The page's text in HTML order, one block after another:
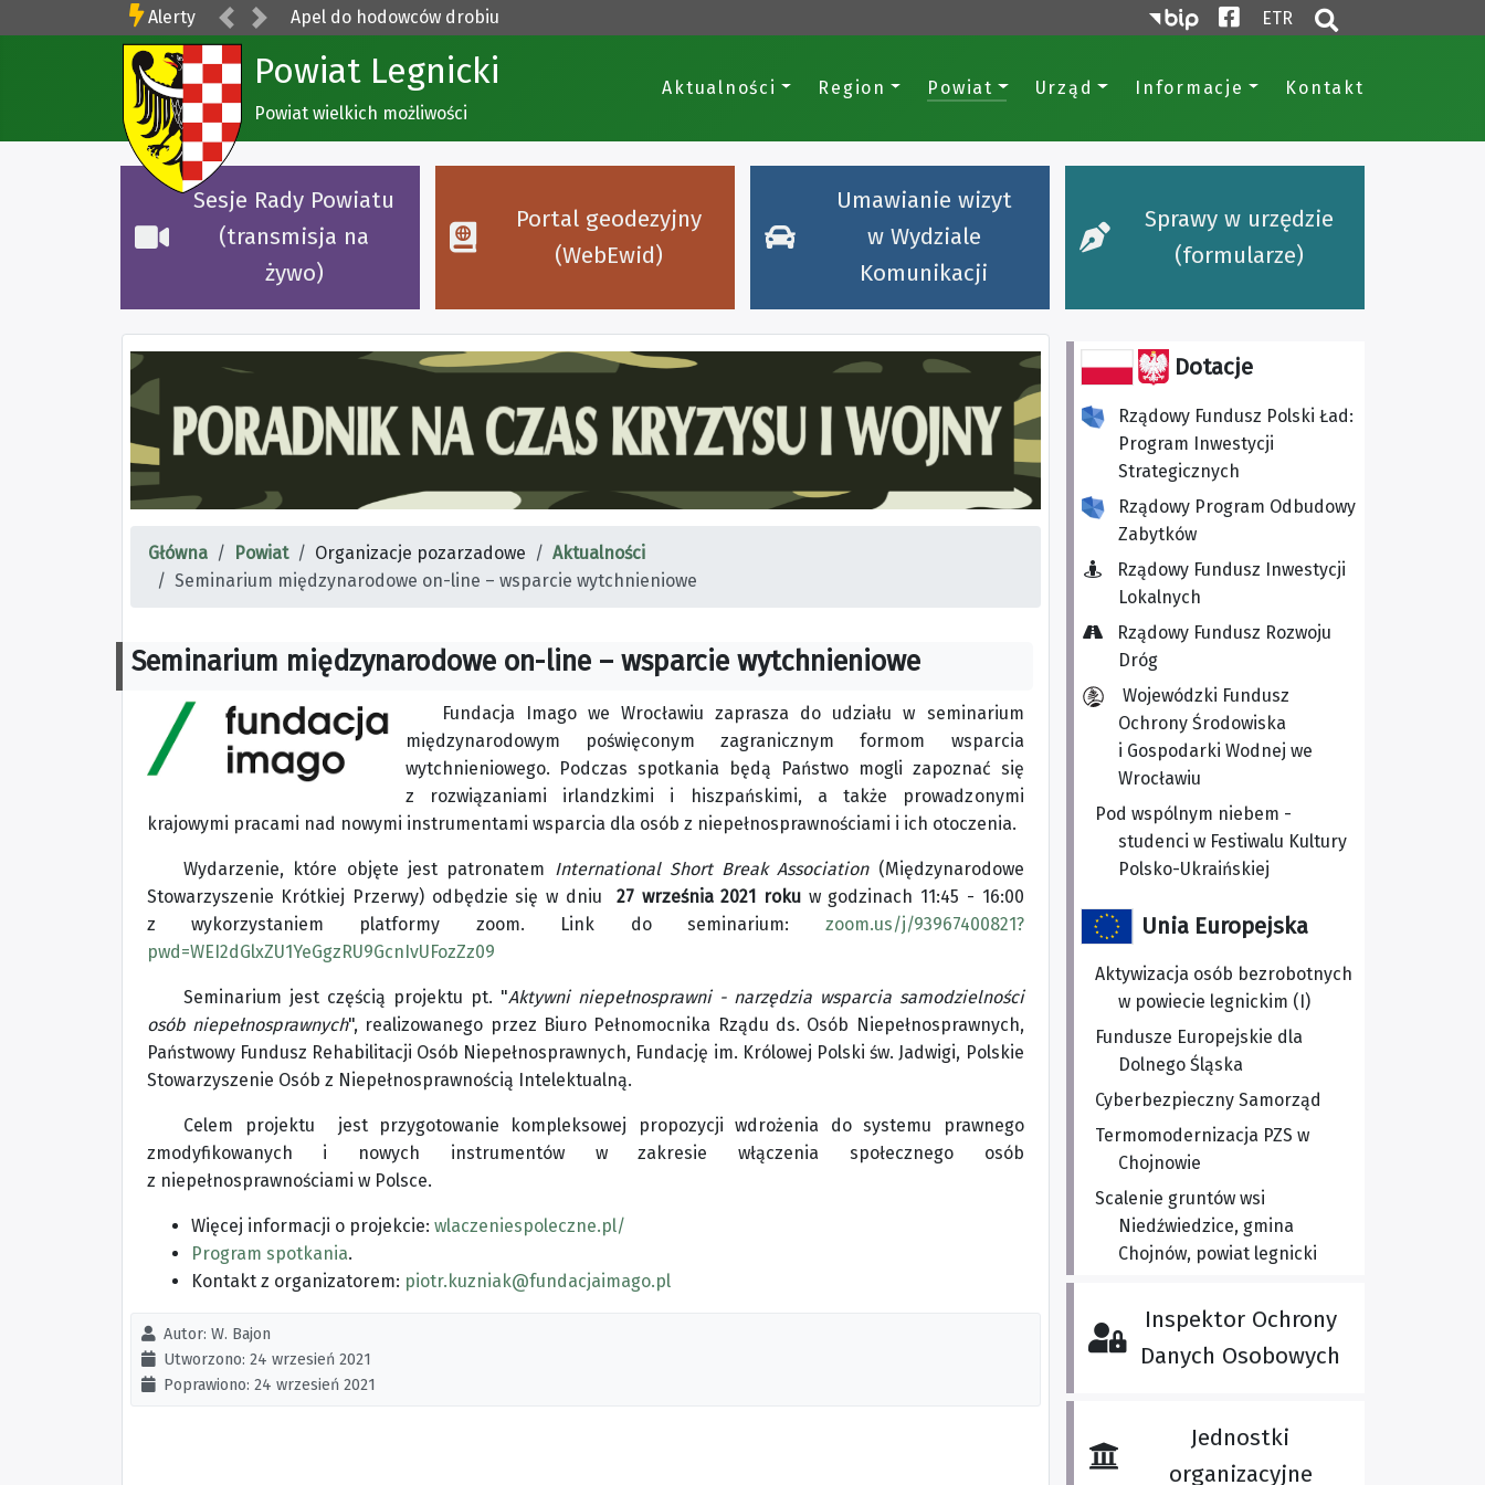
Alerty Poprzednia
Następna
Apel do hodowców drobiu Biuletyn Informacji Publicznej
Facebook
ETR - tekst łatwy do
Powiat Legnicki
Powiat wielkich możliwości
Aktualności Region Powiat Urząd Informacje Kontakt
Sesje Rady Powiatu
(transmisja na
żywo)
Portal geodezyjny
(WebEwid)
Umawianie wizyt
w Wydziale
Komunikacji
Sprawy w urzędzie
(formularze)
Główna Powiat Organizacje pozarzadowe
Aktualności
Seminarium międzynarodowe on-line – wsparcie wytchnieniowe
Seminarium międzynarodowe on-line – wsparcie wytchnieniowe
Fundacja Imago we Wrocławiu zaprasza do udziału w seminarium
międzynarodowym poświęconym zagranicznym formom wsparcia
wytchnieniowego. Podczas spotkania będą Państwo mogli zapoznać się
z rozwiązaniami irlandzkimi i hiszpańskimi, a także prowadzonymi
krajowymi pracami nad nowymi instrumentami wsparcia dla osób z niepełnosprawnościami i ich otoczenia.
Wydarzenie, które objęte jest patronatem International Short Break Association(Międzynarodowe
Stowarzyszenie Krótkiej Przerwy) odbędzie się w dniu 27 września 2021 roku w godzinach 11:45 - 16:00
z wykorzystaniem platformy zoom. Link do seminarium: zoom.us/j/93967400821?
pwd=WEI2dGlxZU1YeGgzRU9GcnIvUFozZz09
Seminarium jest częścią projektu pt. "Aktywni niepełnosprawni - narzędzia wsparcia samodzielności
osób niepełnosprawnych", realizowanego przez Biuro Pełnomocnika Rządu ds. Osób Niepełnosprawnych,
Państwowy Fundusz Rehabilitacji Osób Niepełnosprawnych, Fundację im. Królowej Polski św. Jadwigi, Polskie
Stowarzyszenie Osób z Niepełnosprawnością Intelektualną.
Celem projektu jest przygotowanie kompleksowej propozycji wdrożenia do systemu prawnego
zmodyfikowanych i nowych instrumentów w zakresie włączenia społecznego osób
z niepełnosprawnościami w Polsce.
Więcej informacji o projekcie: wlaczeniespoleczne.pl/
Program spotkania.
Kontakt z organizatorem: piotr.kuzniak@fundacjaimago.pl
Autor: W. Bajon
Utworzono: 24 wrzesień 2021
Poprawiono: 24 wrzesień 2021
Dotacje
Rządowy Fundusz Polski Ład:
Program Inwestycji
Strategicznych
Rządowy Program Odbudowy
Zabytków
Rządowy Fundusz Inwestycji
Lokalnych
Rządowy Fundusz Rozwoju
Dróg
Wojewódzki Fundusz
Ochrony Środowiska
i Gospodarki Wodnej we
Wrocławiu
Pod wspólnym niebem -
studenci w Festiwalu Kultury
Polsko-Ukraińskiej
Unia Europejska
Aktywizacja osób bezrobotnych
w powiecie legnickim (I)
Fundusze Europejskie dla
Dolnego Śląska
Cyberbezpieczny Samorząd
Termomodernizacja PZS w
Chojnowie
Scalenie gruntów wsi
Niedźwiedzice, gmina
Chojnów, powiat legnicki
Inspektor Ochrony
Danych Osobowych
Jednostki
organizacyjne